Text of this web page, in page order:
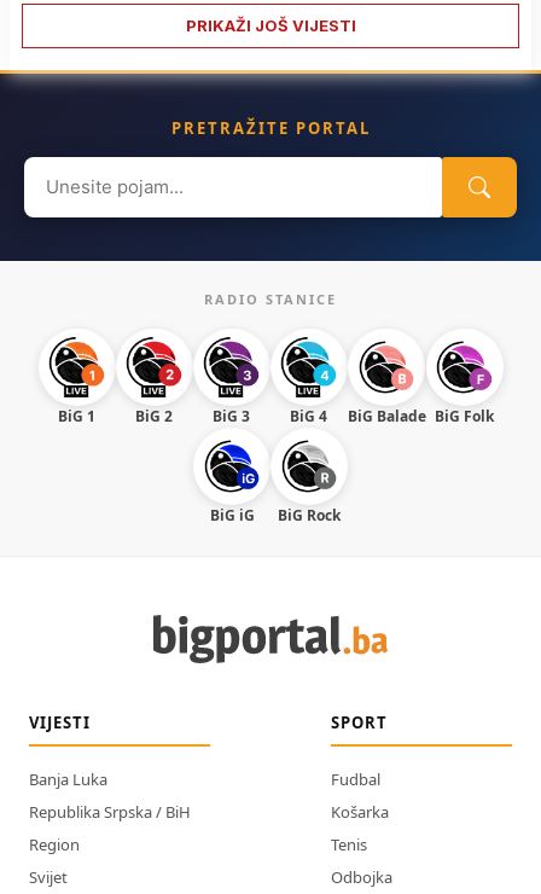
PRIKAŽI JOŠ VIJESTI
PRETRAŽITE PORTAL
Search
for:
RADIO STANICE
BiG 1 BiG 2 BiG 3 BiG 4 BiG Balade BiG Folk
BiG iG BiG Rock
VIJESTI
Banja Luka
Republika Srpska / BiH
Region
Svijet
SPORT
Fudbal
Košarka
Tenis
Odbojka